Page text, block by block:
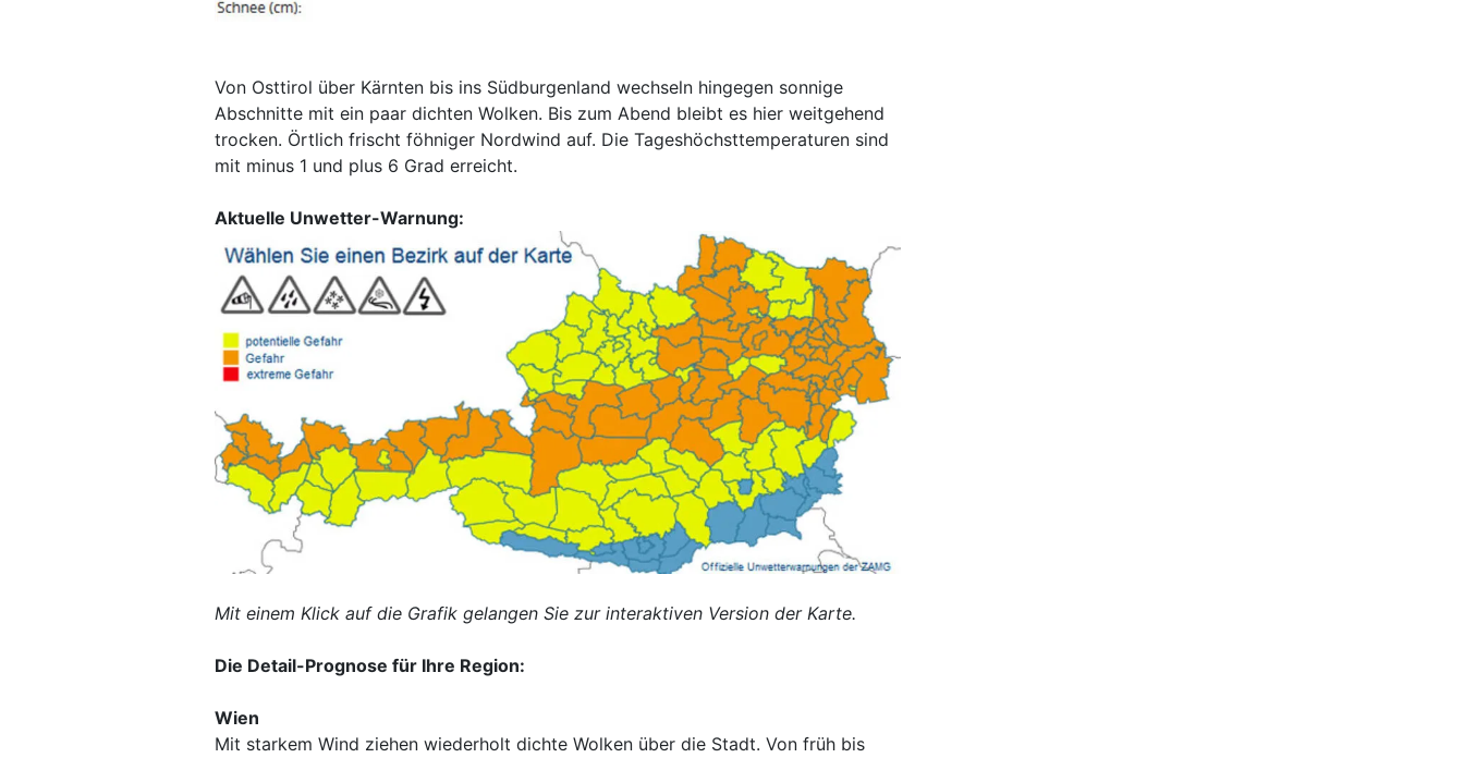
Von Osttirol über Kärnten bis ins Südburgenland wechseln hingegen sonnige
Abschnitte mit ein paar dichten Wolken. Bis zum Abend bleibt es hier weitgehend
trocken. Örtlich frischt föhniger Nordwind auf. Die Tageshöchsttemperaturen sind
mit minus 1 und plus 6 Grad erreicht.
Aktuelle Unwetter-Warnung:
Mit einem Klick auf die Grafik gelangen Sie zur interaktiven Version der Karte.
Die Detail-Prognose für Ihre Region:
Wien
Mit starkem Wind ziehen wiederholt dichte Wolken über die Stadt. Von früh bis